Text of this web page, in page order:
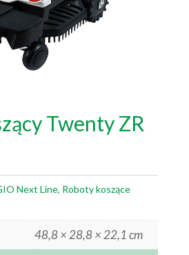
Twenty ZR
Next Line, Roboty koszące
48,8 × 28,8 × 22,1 cm